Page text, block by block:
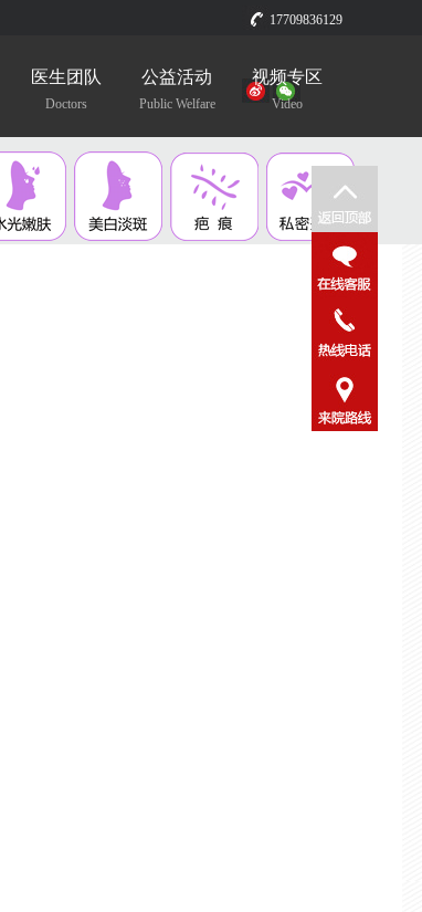
17709836129
医生团队
Doctors
公益活动
Public Welfare
视频专区
Video